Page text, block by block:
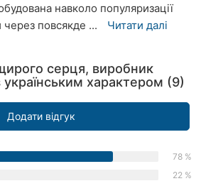
навколо популяризації
через повсякде ...
Читати далі
серця, виробник
українським характером (9)
Додати відгук
78 %
22 %